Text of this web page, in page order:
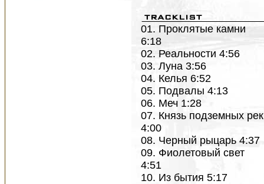
01. Проклятые камни
6:18
02. Реальности 4:56
03. Луна 3:56
04. Келья 6:52
05. Подвалы 4:13
06. Меч 1:28
07. Князь подземных рек
4:00
08. Черный рыцарь 4:37
09. Фиолетовый свет
4:51
10. Из бытия 5:17